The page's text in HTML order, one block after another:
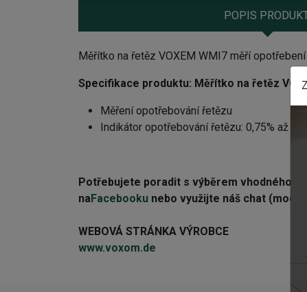
POPIS
Měřítko na řetěz VOXEM WMI7 měří opotřebení
Specifikace produktu: Měřítko na řetěz
Měření opotřebování řetězu
Indikátor opotřebování řetězu: 0,75% až 1%
Potřebujete poradit s výběrem vhodného
naFacebooku nebo využijte náš chat
WEBOVÁ STRÁNKA VÝROBCE
www.voxom.de